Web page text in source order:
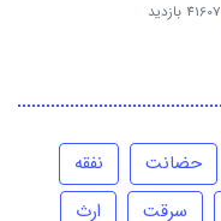
41607 بازدید
حضانت
نفقه
سرقت
ارث